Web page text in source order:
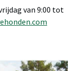
van 9:00 tot